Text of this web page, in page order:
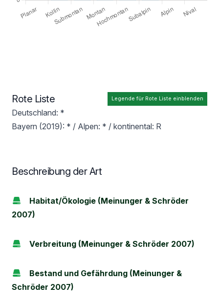
Legende für Rote Liste einblenden
Rote Liste
Deutschland: *
Bayern (2019): * / Alpen: * / kontinental: R
Beschreibung der Art
Habitat/Ökologie (Meinunger & Schröder
2007)
Verbreitung (Meinunger & Schröder 2007)
Bestand und Gefährdung (Meinunger &
Schröder 2007)